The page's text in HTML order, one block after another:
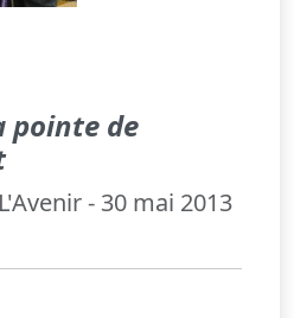
pointe de
- 30 mai 2013